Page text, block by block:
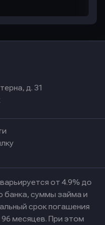
д. 31
от 4.9% до
банка, суммы займа и
срок погашения
месяцев. При этом